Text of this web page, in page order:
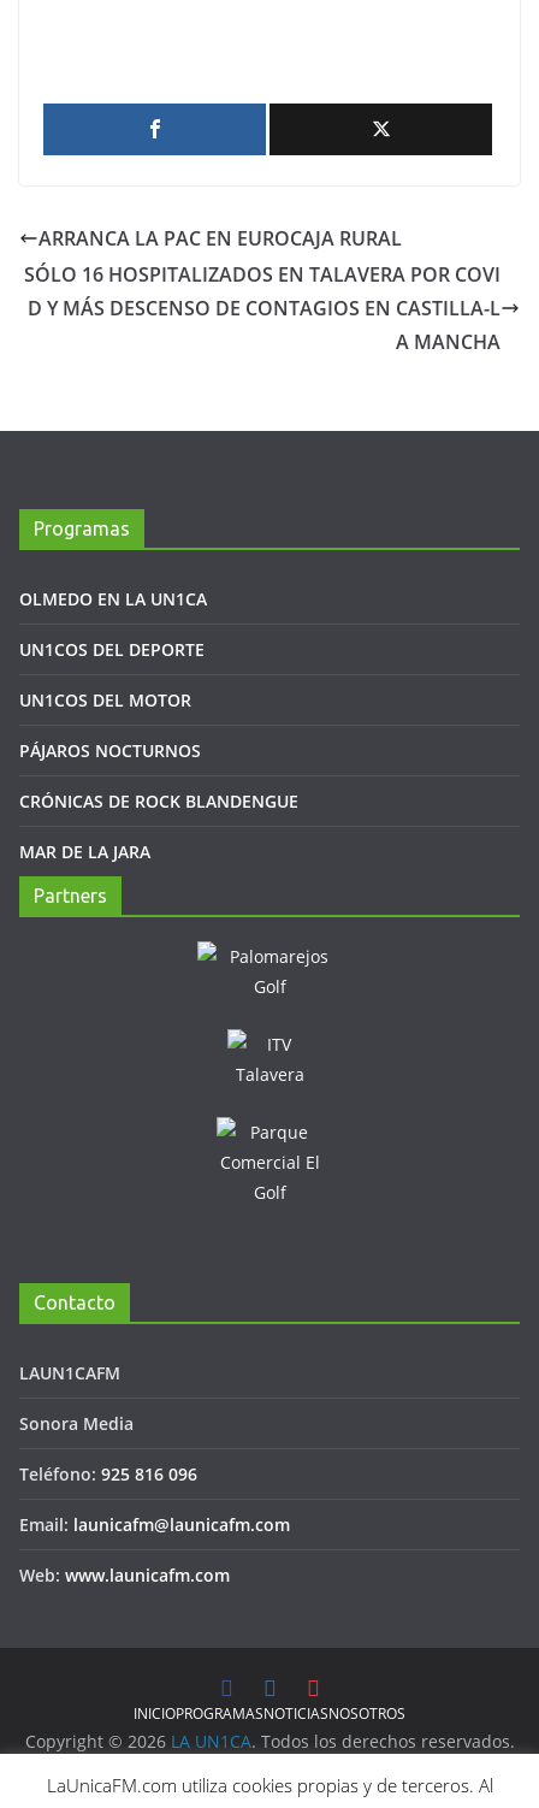
ARRANCA LA PAC EN EUROCAJA RURAL
SÓLO 16 HOSPITALIZADOS EN TALAVERA POR COVI
D Y MÁS DESCENSO DE CONTAGIOS EN CASTILLA-L
A MANCHA
Programas
OLMEDO EN LA UN1CA
UN1COS DEL DEPORTE
UN1COS DEL MOTOR
PÁJAROS NOCTURNOS
CRÓNICAS DE ROCK BLANDENGUE
MAR DE LA JARA
Partners
Contacto
LAUN1CAFM
Sonora Media
Teléfono: 925 816 096
Email: launicafm@launicafm.com
Web: www.launicafm.com
INICIOPROGRAMASNOTICIASNOSOTROS
Copyright © 2026 LA UN1CA. Todos los derechos reservados.
Política de Privacidad
LaUnicaFM.com utiliza cookies propias y de terceros. Al